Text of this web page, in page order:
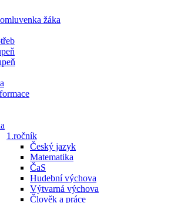
žáka
1.ročník
Český jazyk
Matematika
ČaS
Hudební výchova
Výtvarná výchova
Člověk a práce